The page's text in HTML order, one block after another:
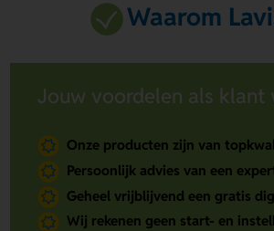
Waarom
Jouw voordelen als klant
Onze producten zijn van
Persoonlijk advies van een
Geheel vrijblijvend een gratis
Wij rekenen geen start- en